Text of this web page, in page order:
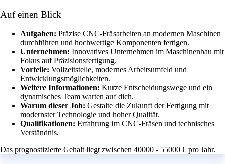
Auf einen Blick
Aufgaben: Präzise CNC-Fräsarbeiten an modernen Maschinen
durchführen und hochwertige Komponenten fertigen.
Unternehmen: Innovatives Unternehmen im Maschinenbau mit
Fokus auf Präzisionsfertigung.
Vorteile: Vollzeitstelle, modernes Arbeitsumfeld und
Entwicklungsmöglichkeiten.
Weitere Informationen: Kurze Entscheidungswege und ein
dynamisches Team warten auf dich.
Warum dieser Job: Gestalte die Zukunft der Fertigung mit
modernster Technologie und hoher Qualität.
Qualifikationen: Erfahrung im CNC-Fräsen und technisches
Verständnis.
Das prognostizierte Gehalt liegt zwischen 40000 - 55000 € pro Jahr.